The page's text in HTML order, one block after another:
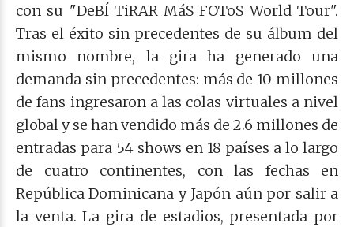
con su "DeBÍ TiRAR MáS FOToS World Tour".
Tras el éxito sin precedentes de su álbum del
mismo nombre, la gira ha generado una
demanda sin precedentes: más de 10 millones
de fans ingresaron a las colas virtuales a nivel
global y se han vendido más de 2.6 millones de
entradas para 54 shows en 18 países a lo largo
de cuatro continentes, con las fechas en
República Dominicana y Japón aún por salir a
la venta. La gira de estadios, presentada por